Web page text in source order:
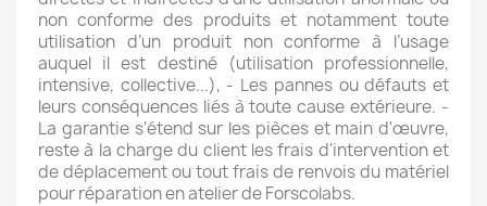
non conforme des produits et notamment toute
utilisation d’un produit non conforme à l’usage
auquel il est destiné (utilisation professionnelle,
intensive, collective...), - Les pannes ou défauts et
leurs conséquences liés à toute cause extérieure. -
La garantie s'étend sur les pièces et main d'œuvre,
reste à la charge du client les frais d'intervention et
de déplacement ou tout frais de renvois du matériel
pour réparation en atelier de Forscolabs.